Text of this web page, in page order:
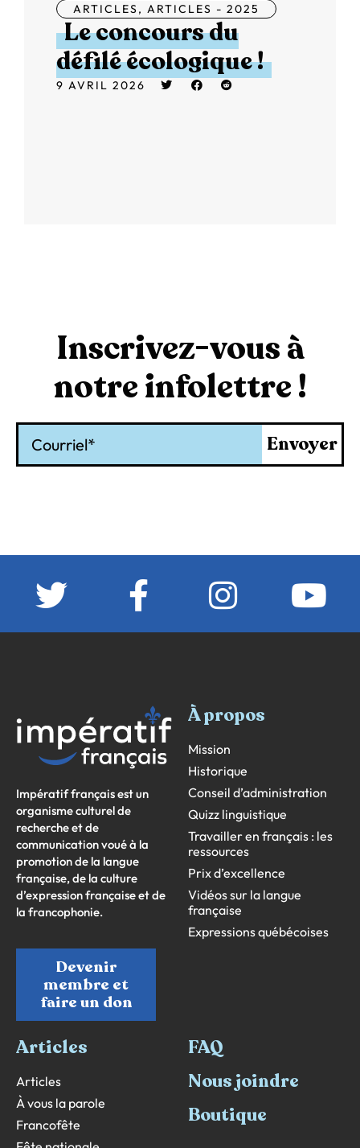
ARTICLES, ARTICLES - 2025
Le concours du
défilé écologique !
9 AVRIL 2026
Inscrivez-vous à
notre infolettre !
Envoyer
Impératif français est un
organisme culturel de
recherche et de
communication voué à la
promotion de la langue
française, de la culture
d’expression française et de
la francophonie.
Devenir
membre et
faire un don
À propos
Mission
Historique
Conseil d’administration
Quizz linguistique
Travailler en français : les
ressources
Prix d’excellence
Vidéos sur la langue
française
Expressions québécoises
Articles
Articles
À vous la parole
Francofête
FAQ
Nous joindre
Boutique